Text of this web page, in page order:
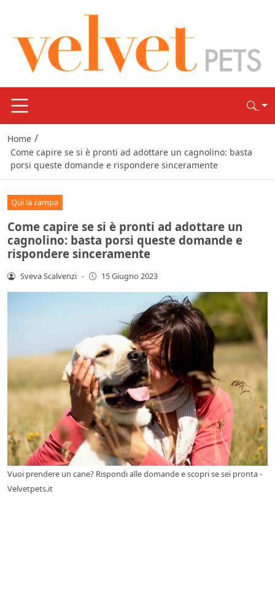
Home /
Come capire se si è pronti ad adottare un cagnolino: basta
porsi queste domande e rispondere sinceramente
Qui la zampa
Come capire se si è pronti ad adottare un
cagnolino: basta porsi queste domande e
rispondere sinceramente
Sveva Scalvenzi - 15 Giugno 2023
Vuoi prendere un cane? Rispondi alle domande e scopri se sei pronta -
Velvetpets.it